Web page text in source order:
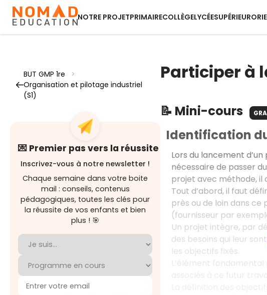
NOTRE PROJETPRIMAIRECOLLÈGELYCÉESUPÉRIEUR
BUT GMP 1re
>
Organisation et pilotage industriel
(S1)
💌 Premier pas vers la réussite
Inscrivez-vous à notre newsletter !
Chaque semaine dans votre boite
mail : conseils, contenus
pédagogiques, toutes les clés pour
la réussite de vos enfants et bien
plus ! 🎯
Participer à
📝 Mini-cours
Identification
Lors du lancement
nécessaire de passer
projet avec méthode, il
Tout d’abord, il faut
près ou de loin dans ce
(fournisseur par
Un projet intègre, par
des besoins qui leur
les objectifs fixés.